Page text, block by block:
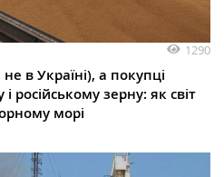
1290
в Україні), а покупці
зерну: як світ
морі